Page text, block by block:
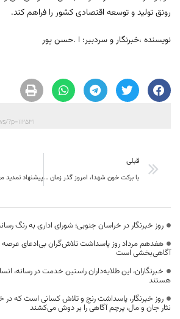
رونق تولید و توسعه اقتصادی کشور را فراهم کند.
نویسنده ،خبرنگار و سردبیر: ا .حسن پور
?p=112531
قبلی
با برکت خون شهدا، امروز گذر زمان به نفع اسلام، حق و عدالت است
روز خبرنگار در خراسان جنوبی؛ شورای اداری به رنگ
هفدهم مرداد روز پاسداشت تلاش‌گران بی‌ادعای عرصه
آگاهی‌بخشی است
خبرنگاران، این طلایه‌داران راستین خدمت در رسانه،
هستند
روز خبرنگار، پاسداشت رنج و تلاش کسانی است که در
نثار جان و مال، پرچم آگاهی را بر دوش می‌کشند